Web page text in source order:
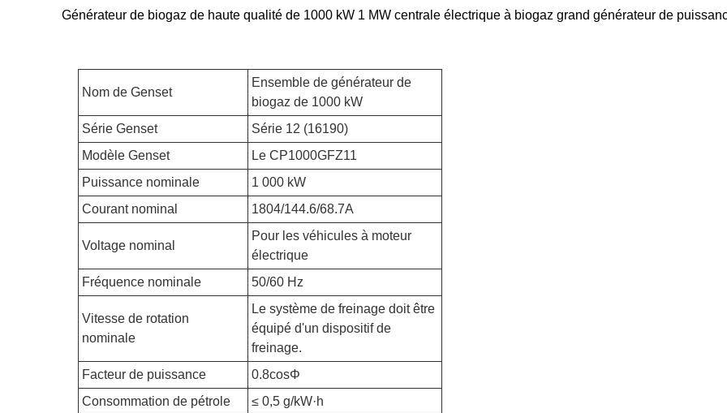
Générateur de biogaz de haute qualité de 1000 kW 1 MW centrale électrique à biogaz grand générateur de
Nom de Genset
Ensemble de générateur de
biogaz de 1000 kW
Série Genset
Série 12 (16190)
Modèle Genset
Le CP1000GFZ11
Puissance nominale
1 000 kW
Courant nominal
1804/144.6/68.7A
Voltage nominal
Pour les véhicules à moteur
électrique
Fréquence nominale
50/60 Hz
Vitesse de rotation
nominale
Le système de freinage doit être
équipé d'un dispositif de
freinage.
Facteur de puissance
0.8cosΦ
Consommation de pétrole
≤ 0,5 g/kW·h